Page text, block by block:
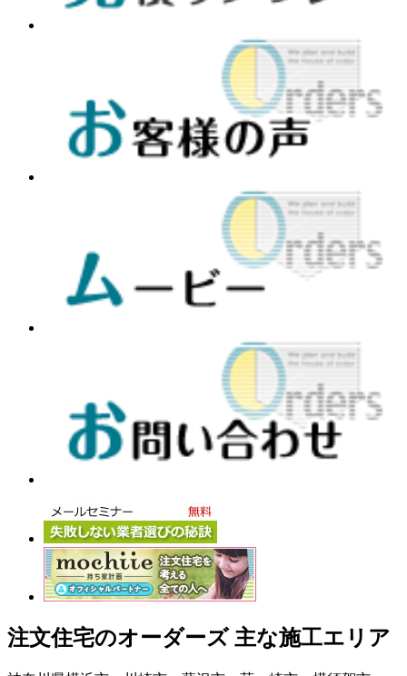
注文住宅のオーダーズ 主な施工エリア